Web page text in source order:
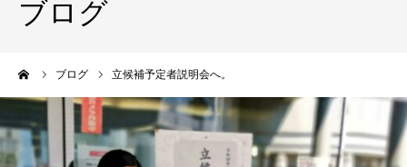
ブログ
ブログ 立候補予定者説明会へ。